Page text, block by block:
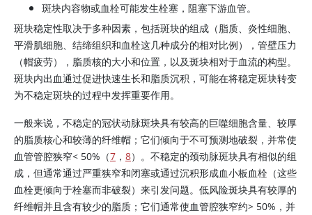
斑块内容物或血栓可能发生栓塞，阻塞下游血管。
斑块稳定性取决于多种因素，包括斑块的组成（脂质、炎性细胞、
平滑肌细胞、结缔组织和血栓这几种成分的相对比例），管壁压力
（帽疲劳），脂质核的大小和位置，以及斑块相对于血流的构型。
斑块内出血通过促进快速生长和脂质沉积，可能在将稳定斑块转变
为不稳定斑块的过程中发挥重要作用。
一般来说，不稳定的冠状动脉斑块具有较高的巨噬细胞含量、较厚
的脂质核心和较薄的纤维帽；它们倾向于不可预测地破裂，并常使
血管管腔狭窄< 50%（7 ， 8）。不稳定的颈动脉斑块具有相似的组
成，但通常通过严重狭窄和闭塞或通过沉积形成血小板血栓（这些
血栓更倾向于栓塞而非破裂）来引发问题。低风险斑块具有较厚的
纤维帽并且含有较少的脂质；它们通常使血管腔狭窄约> 50%，并